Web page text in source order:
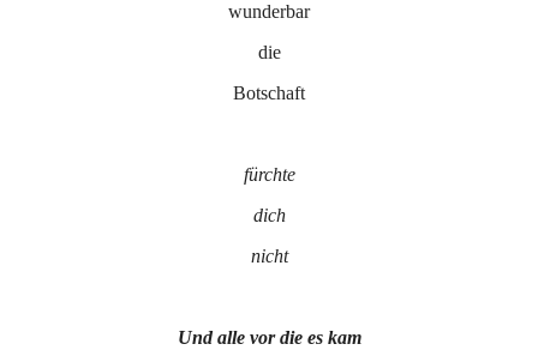
wunderbar
die
Botschaft
fürchte
dich
nicht
Und alle vor die es kam